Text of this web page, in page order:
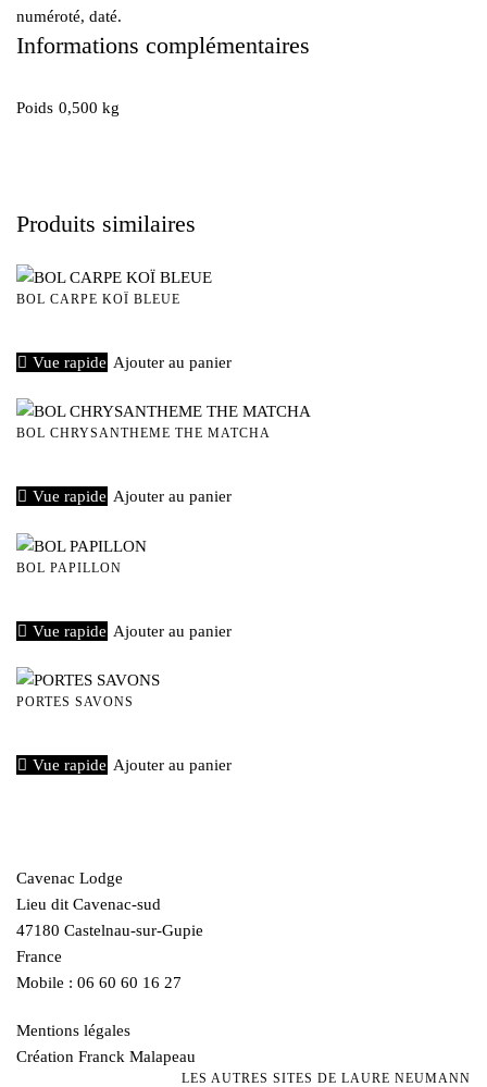
numéroté, daté.
Informations complémentaires
Poids 0,500 kg
Produits similaires
BOL CARPE KOÏ BLEUE
Vue rapide Ajouter au panier
BOL CHRYSANTHEME THE MATCHA
Vue rapide Ajouter au panier
BOL PAPILLON
Vue rapide Ajouter au panier
PORTES SAVONS
Vue rapide Ajouter au panier
Cavenac Lodge
Lieu dit Cavenac-sud
47180 Castelnau-sur-Gupie
France
Mobile : 06 60 60 16 27
Mentions légales
Création Franck Malapeau
LES AUTRES SITES DE LAURE NEUMANN